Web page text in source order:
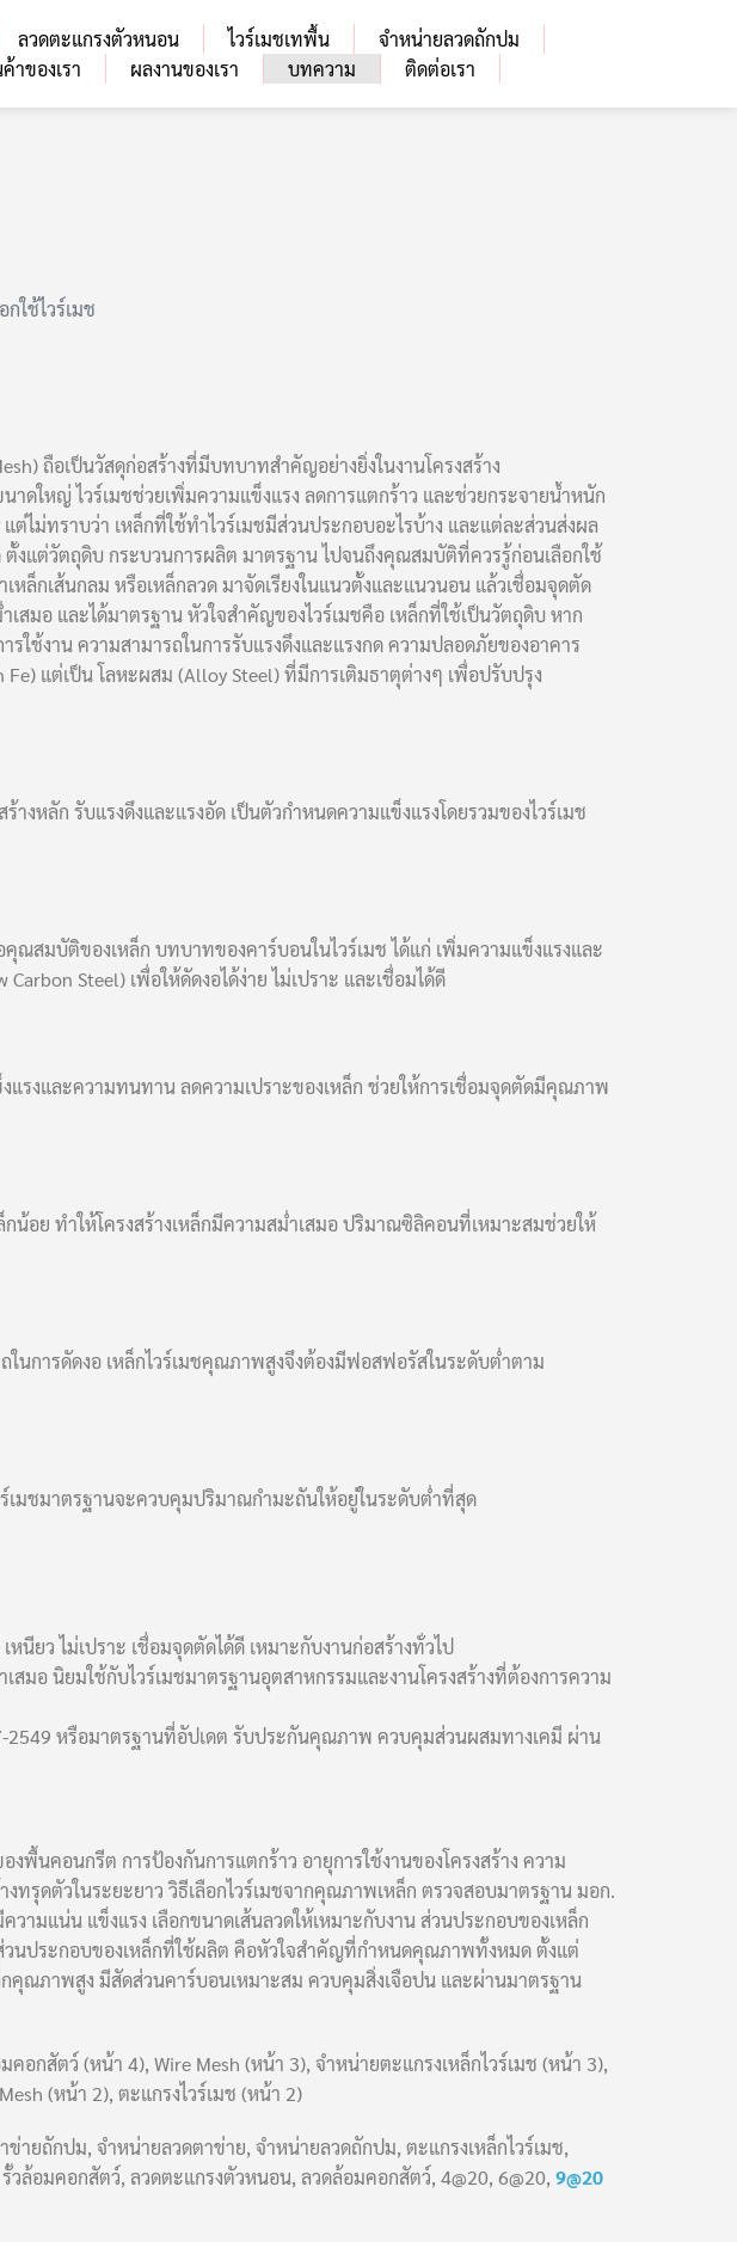
ลวดตะแกรงตัวหนอน ไวร์เมชเทพื้น
จำหน่ายลวดถักปม
าของเรา ผลงานของเรา บทความ ติดต่อเรา
ถือเป็นวัสดุก่อสร้างที่มีบทบาทสำคัญอย่างยิ่งในงานโครงสร้าง
ดใหญ่ ไวร์เมชช่วยเพิ่มความแข็งแรง ลดการแตกร้าว และช่วยกระจายน้ำหนัก
ไม่ทราบว่า เหล็กที่ใช้ทำไวร์เมชมีส่วนประกอบอะไรบ้าง และแต่ละส่วนส่งผล
งแต่วัตถุดิบ กระบวนการผลิต มาตรฐาน ไปจนถึงคุณสมบัติที่ควรรู้ก่อนเลือกใช้
หล็กเส้นกลม หรือเหล็กลวด มาจัดเรียงในแนวตั้งและแนวนอน แล้วเชื่อมจุดตัด
สมอ และได้มาตรฐาน หัวใจสำคัญของไวร์เมชคือ เหล็กที่ใช้เป็นวัตถุดิบ หาก
ใช้งาน ความสามารถในการรับแรงดึงและแรงกด ความปลอดภัยของอาคาร
Fe) แต่เป็น โลหะผสม (Alloy Steel) ที่มีการเติมธาตุต่างๆ เพื่อปรับปรุง
งหลัก รับแรงดึงและแรงอัด เป็นตัวกำหนดความแข็งแรงโดยรวมของไวร์เมช
สมบัติของเหล็ก บทบาทของคาร์บอนในไวร์เมช ได้แก่ เพิ่มความแข็งแรงและ
Steel) เพื่อให้ดัดงอได้ง่าย ไม่เปราะ และเชื่อมได้ดี
รงและความทนทาน ลดความเปราะของเหล็ก ช่วยให้การเชื่อมจุดตัดมีคุณภาพ
อย ทำให้โครงสร้างเหล็กมีความสม่ำเสมอ ปริมาณซิลิคอนที่เหมาะสมช่วยให้
นการดัดงอ เหล็กไวร์เมชคุณภาพสูงจึงต้องมีฟอสฟอรัสในระดับต่ำตาม
เมชมาตรฐานจะควบคุมปริมาณกำมะถันให้อยู่ในระดับต่ำที่สุด
นียว ไม่เปราะ เชื่อมจุดตัดได้ดี เหมาะกับงานก่อสร้างทั่วไป
สมอ นิยมใช้กับไวร์เมชมาตรฐานอุตสาหกรรมและงานโครงสร้างที่ต้องการความ
2549 หรือมาตรฐานที่อัปเดต รับประกันคุณภาพ ควบคุมส่วนผสมทางเคมี ผ่าน
นคอนกรีต การป้องกันการแตกร้าว อายุการใช้งานของโครงสร้าง ความ
ทรุดตัวในระยะยาว วิธีเลือกไวร์เมชจากคุณภาพเหล็ก ตรวจสอบมาตรฐาน มอก.
ามแน่น แข็งแรง เลือกขนาดเส้นลวดให้เหมาะกับงาน ส่วนประกอบของเหล็ก
วนประกอบของเหล็กที่ใช้ผลิต คือหัวใจสำคัญที่กำหนดคุณภาพทั้งหมด ตั้งแต่
กคุณภาพสูง มีสัดส่วนคาร์บอนเหมาะสม ควบคุมสิ่งเจือปน และผ่านมาตรฐาน
กสัตว์ (หน้า 4), Wire Mesh (หน้า 3), จำหน่ายตะแกรงเหล็กไวร์เมช (หน้า 3),
(หน้า 2), ตะแกรงไวร์เมช (หน้า 2)
ข่ายถักปม, จำหน่ายลวดตาข่าย, จำหน่ายลวดถักปม, ตะแกรงเหล็กไวร์เมช,
รั้วล้อมคอกสัตว์, ลวดตะแกรงตัวหนอน, ลวดล้อมคอกสัตว์, 4@20, 6@20, 9@20